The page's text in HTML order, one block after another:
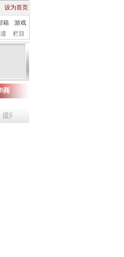
设为首页
箱
游戏
栏目
通达
商
问2012：机遇与悬念共存